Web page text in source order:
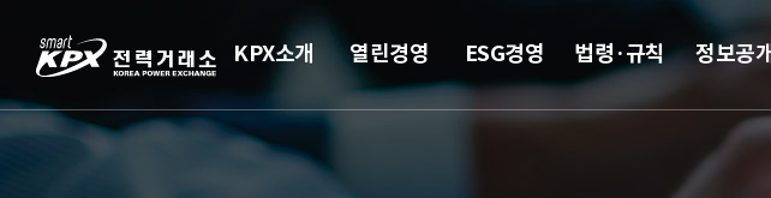
KPX소개 열린경영 ESG경영 법령·규칙 정보공개